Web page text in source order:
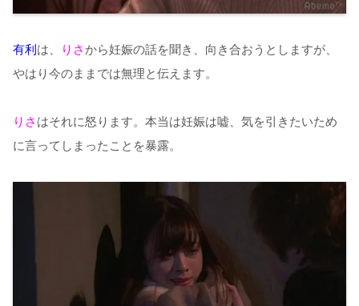
有利 は、 りさから妊娠の話を聞き、向き合おうとしますが、
やはり今のままでは無理と伝えます。
りさ はそれに怒ります。本当は妊娠は嘘、気を引きたいため
に言ってしまったことを暴露。